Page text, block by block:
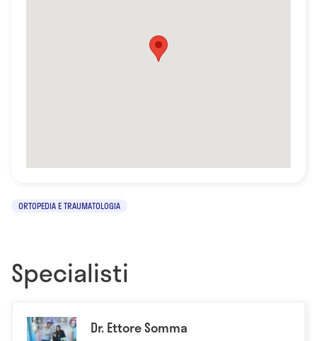
ORTOPEDIA E TRAUMATOLOGIA
Specialisti
Dr. Ettore Somma